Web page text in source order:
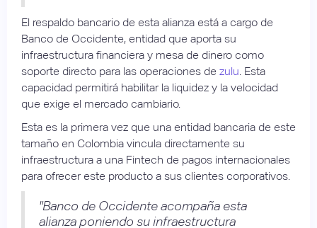
El respaldo bancario de esta alianza está a cargo de
Banco de Occidente, entidad que aporta su
infraestructura financiera y mesa de dinero como
soporte directo para las operaciones de zulu. Esta
capacidad permitirá habilitar la liquidez y la velocidad
que exige el mercado cambiario.
Esta es la primera vez que una entidad bancaria de este
tamaño en Colombia vincula directamente su
infraestructura a una Fintech de pagos internacionales
para ofrecer este producto a sus clientes corporativos.
"Banco de Occidente acompaña esta
alianza poniendo su infraestructura